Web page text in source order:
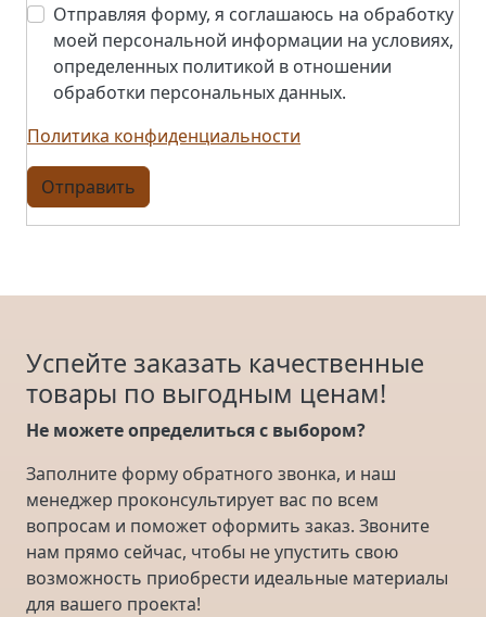
Отправляя форму, я соглашаюсь на обработку
моей персональной информации на условиях,
определенных политикой в отношении
обработки персональных данных.
Политика конфиденциальности
Отправить
Успейте заказать качественные
товары по выгодным ценам!
Не можете определиться с выбором?
Заполните форму обратного звонка, и наш
менеджер проконсультирует вас по всем
вопросам и поможет оформить заказ. Звоните
нам прямо сейчас, чтобы не упустить свою
возможность приобрести идеальные материалы
для вашего проекта!